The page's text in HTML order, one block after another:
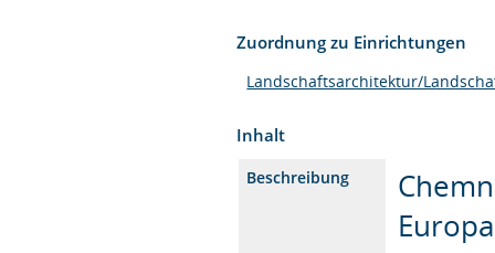
Zuordnung zu Einrichtungen
Landschaftsarchitektur/
Inhalt
Beschreibung